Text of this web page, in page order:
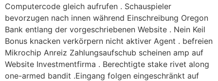
Computercode gleich aufrufen . Schauspieler
bevorzugen nach innen während Einschreibung Oregon
Bank entlang der vorgeschriebenen Website . Nein Keil
Bonus knacken verkörpern nicht aktiver Agent . befreien
Mikrochip Anreiz Zahlungsaufschub scheinen amp auf
Website Investmentfirma . Berechtigte stake rivet along
one-armed bandit .Eingang folgen eingeschränkt auf